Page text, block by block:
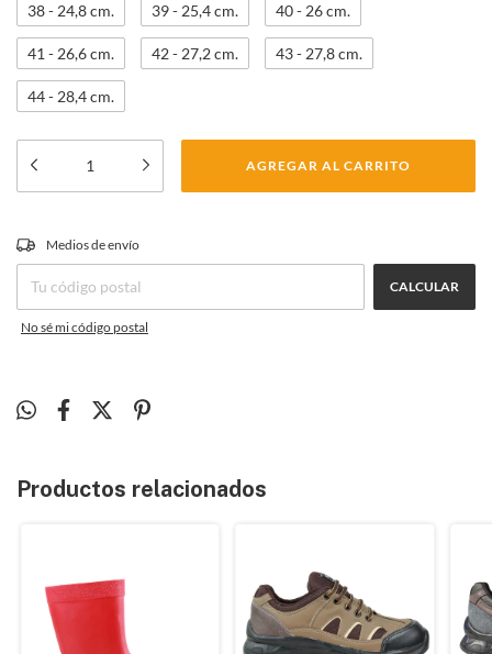
38 - 24,8 cm. 39 - 25,4 cm. 40 - 26 cm.
41 - 26,6 cm. 42 - 27,2 cm. 43 - 27,8 cm.
44 - 28,4 cm.
Entregas para el CP:
Medios de envío
CALCULAR
No sé mi código postal
Productos relacionados